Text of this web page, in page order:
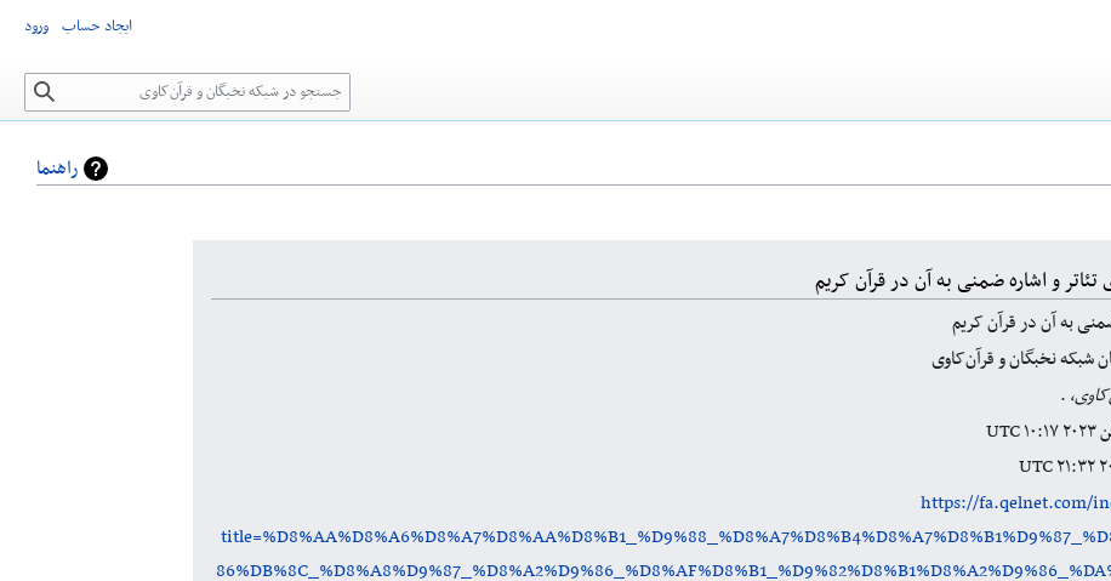
راهنما
و اشاره ضمنی به آن در قرآن کریم
به آن در قرآن کریم
شبکه نخبگان و قرآن‌کاوی
.
https://fa.qelnet.com/
ایجاد حساب ورود
جستجو